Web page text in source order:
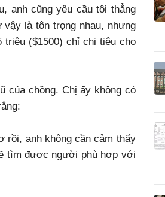
anh cũng yêu cầu tôi thẳng
là tôn trọng nhau, nhưng
($1500) chỉ chi tiêu cho
của chồng. Chị ấy không có
rồi, anh không cần cảm thấy
tìm được người phù hợp với